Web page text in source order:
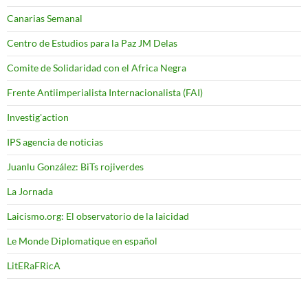
Canarias Semanal
Centro de Estudios para la Paz JM Delas
Comite de Solidaridad con el Africa Negra
Frente Antiimperialista Internacionalista (FAI)
Investig'action
IPS agencia de noticias
Juanlu González: BiTs rojiverdes
La Jornada
Laicismo.org: El observatorio de la laicidad
Le Monde Diplomatique en español
LitERaFRicA